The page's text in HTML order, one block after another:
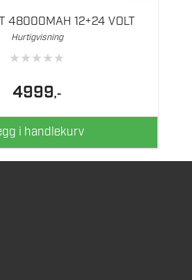
48000MAH 12+24 VOLT
Hurtigvisning
★★★★★
4999,-
i handlekurv